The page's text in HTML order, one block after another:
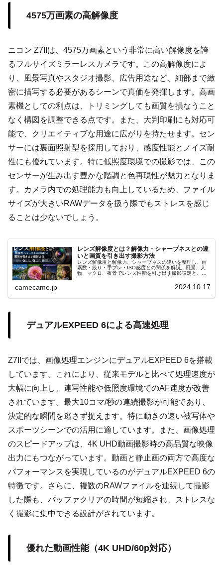
4575万画素の高解像度
ニコン Z7IIは、4575万画素という非常に高い解像度を誇
るフルサイズミラーレスカメラです。この高解像度によ
り、風景写真やスタジオ撮影、広告用途など、細部まで緻
密に描写する必要があるシーンで真価を発揮します。高画
素機としての利点は、トリミングしても画質を損なうこと
なく構図を調整できる点です。また、大判印刷にも対応可
能で、クリエイティブな用途に広がりを持たせます。セン
サーには裏面照射型を採用しており、感度性能とノイズ耐
性にも優れています。特に低照度環境での撮影では、この
センサーが生み出す豊かな階調と色再現性が魅力となりま
す。カメラ内での処理能力も向上しているため、ファイル
サイズが大きいRAWデータを扱う際でもストレスを感じ
ることは少ないでしょう。
レンズ解像度とは？解像力・シャープネスとの違
いと画質を引き出す撮影方法
レンズ解像度と解像力、シャープネスの違いを整理し、画
素数・絞り・手ブレ・ISO感度との関係を解説。風景、人
物、マクロ、夜景でレンズ性能を引き出す撮影設定と、実
camecame.jp 2024.10.17
デュアルEXPEED 6による高速処理
Z7IIでは、画像処理エンジンにデュアルEXPEED 6を搭載
しています。これにより、従来モデルと比べて処理速度が
大幅に向上し、連写性能や低照度環境でのAF速度が改善
されています。最大10コマ/秒の連続撮影が可能であり、
決定的な瞬間を逃さず捉えます。特に動きの速い被写体や
スポーツシーンでの活用に適しています。また、画像処理
のスピードアップは、4K UHD動画撮影時の高品質な映像
出力にもつながっています。動画と静止画の両方で高度な
パフォーマンスを実現しているのがデュアルEXPEED 6の
特徴です。さらに、複数のRAWファイルを連続して撮影
した際も、バッファクリアの時間が短縮され、ストレスな
く撮影に集中できる設計がされています。
優れた動画性能（4K UHD/60p対応）